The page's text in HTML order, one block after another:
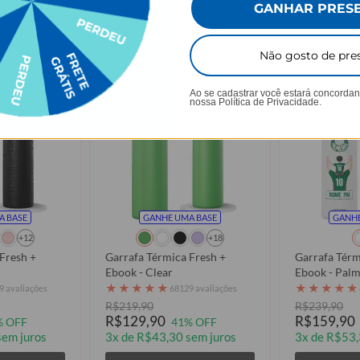
em Kit Promocional:
BASE
+12
+
avaliações
OFF
juros
GANHE UMA BASE
+18
Garrafa Térmica Fresh +
Ebook - Clear
★ ★ ★ ★ ★ 68129 avaliações
R$219,90
R$129,90 41% OFF
3x de R$43,30 sem juros
Garrafa
Ebook -
Torcedor
★ ★ ★ ★ ★
R$239,90
R$159,90
3x de
GANHAR
Não gosto de
Ao se cadastrar você estará
nossa Política de Privacidade.